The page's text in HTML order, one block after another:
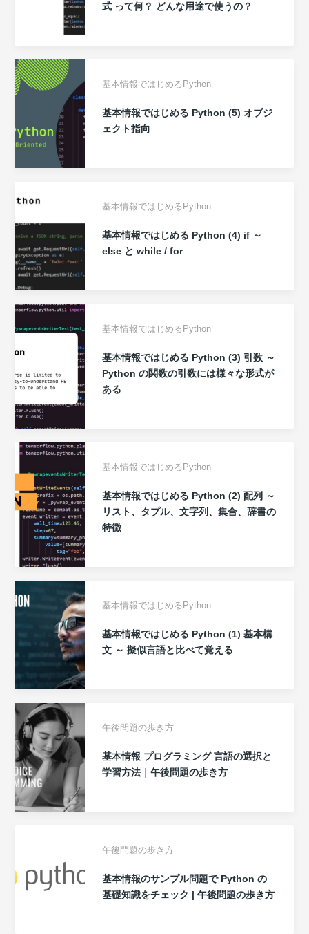
式 って何？ どんな用途で使うの？
基本情報ではじめるPython
基本情報ではじめる Python (5) オブジ
ェクト指向
基本情報ではじめるPython
基本情報ではじめる Python (4) if ～
else と while / for
基本情報ではじめるPython
基本情報ではじめる Python (3) 引数 ～
Python の関数の引数には様々な形式が
ある
基本情報ではじめるPython
基本情報ではじめる Python (2) 配列 ～
リスト、タプル、文字列、集合、辞書の
特徴
基本情報ではじめるPython
基本情報ではじめる Python (1) 基本構
文 ～ 擬似言語と比べて覚える
午後問題の歩き方
基本情報 プログラミング 言語の選択と
学習方法｜午後問題の歩き方
午後問題の歩き方
基本情報のサンプル問題で Python の
基礎知識をチェック | 午後問題の歩き方